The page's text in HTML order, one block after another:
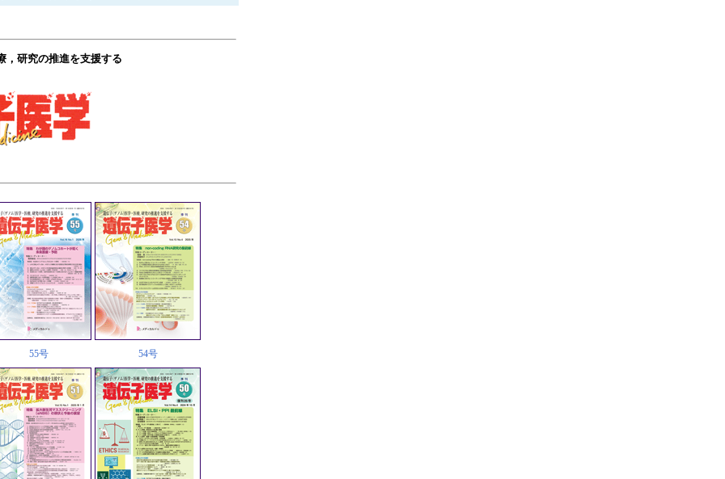
，研究の推進を支援する
55号 54号